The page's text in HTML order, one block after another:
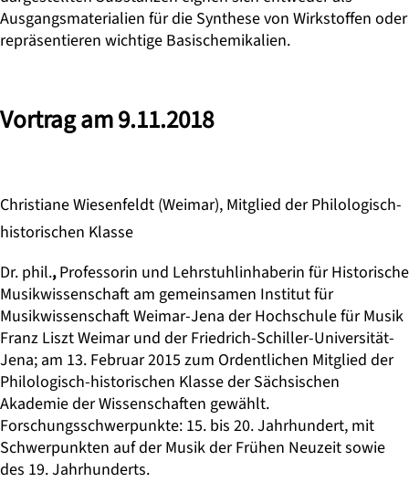
Ausgangsmaterialien für die Synthese von Wirkstoffen oder
repräsentieren wichtige Basischemikalien.
Vortrag am 9.11.2018
Christiane Wiesenfeldt (Weimar), Mitglied der Philologisch-
historischen Klasse
Dr. phil.,Professorin und Lehrstuhlinhaberin für Historische
Musikwissenschaft am gemeinsamen Institut für
Musikwissenschaft Weimar-Jena der Hochschule für Musik
Franz Liszt Weimar und der Friedrich-Schiller-Universität-
Jena; am 13. Februar 2015 zum Ordentlichen Mitglied der
Philologisch-historischen Klasse der Sächsischen
Akademie der Wissenschaften gewählt.
Forschungsschwerpunkte: 15. bis 20. Jahrhundert, mit
Schwerpunkten auf der Musik der Frühen Neuzeit sowie
des 19. Jahrhunderts.